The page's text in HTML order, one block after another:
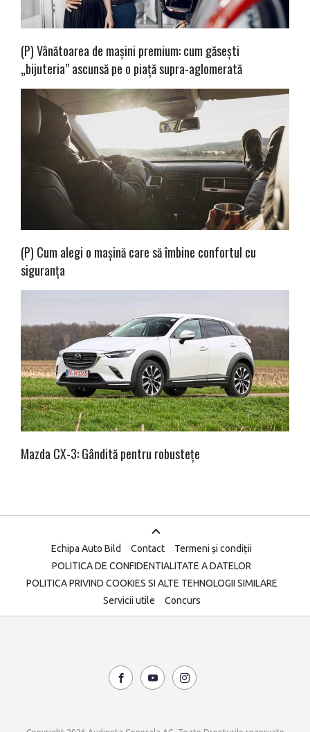
(P) Vânătoarea de mașini premium: cum găsești
„bijuteria” ascunsă pe o piață supra-aglomerată
(P) Cum alegi o mașină care să îmbine confortul cu
siguranța
Mazda CX-3: Gândită pentru robustețe
Echipa Auto Bild Contact
Termeni și condiții
POLITICA DE CONFIDENTIALITATE A DATELOR
POLITICA PRIVIND COOKIES SI ALTE TEHNOLOGII SIMILARE
Servicii utile
Concurs